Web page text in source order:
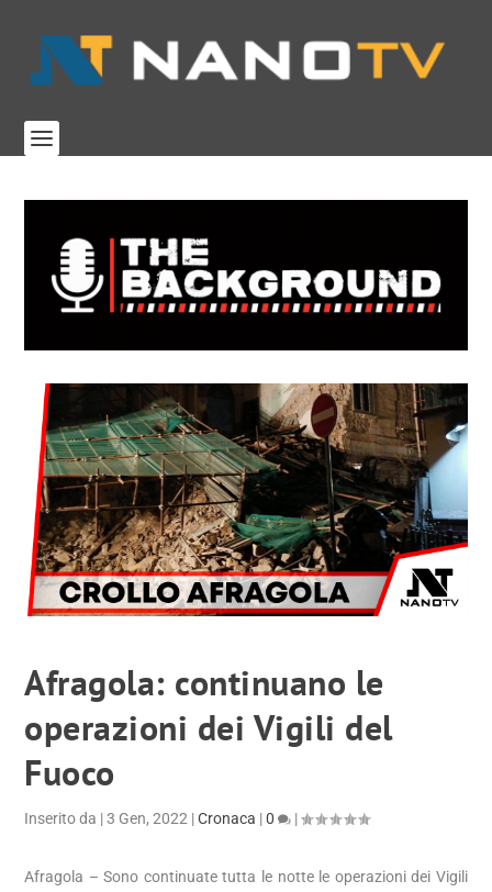
Afragola: continuano le
operazioni dei Vigili del
Fuoco
Inserito da |3 Gen, 2022 |Cronaca |0 |
Afragola – Sono continuate tutta le notte le operazioni dei Vigili